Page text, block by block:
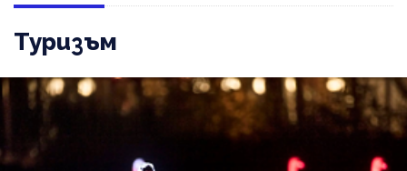
Туризъм